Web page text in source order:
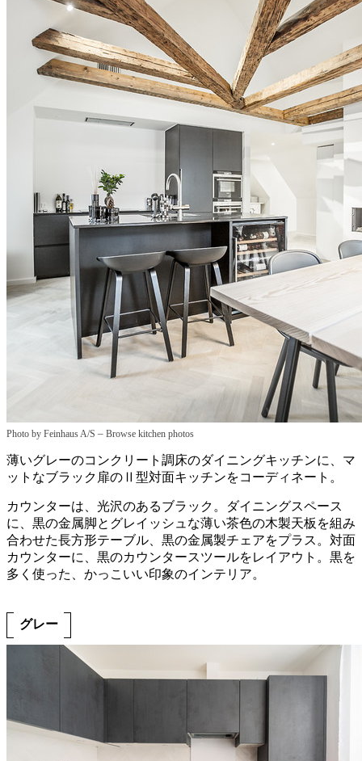
Photo by Feinhaus A/S – Browse kitchen photos
薄いグレーのコンクリート調床のダイニングキッチンに、マ
ットなブラック扉のⅡ型対面キッチンをコーディネート。
カウンターは、光沢のあるブラック。ダイニングスペース
に、黒の金属脚とグレイッシュな薄い茶色の木製天板を組み
合わせた長方形テーブル、黒の金属製チェアをプラス。対面
カウンターに、黒のカウンタースツールをレイアウト。黒を
多く使った、かっこいい印象のインテリア。
グレー